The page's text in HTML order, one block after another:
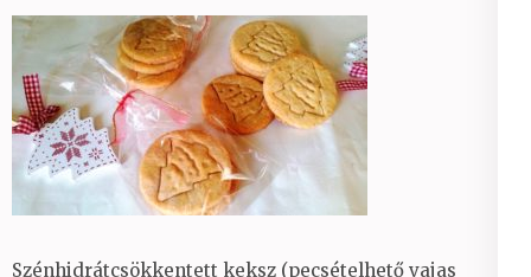
Szénhidrátcsökkentett keksz (pecsételhető vajas